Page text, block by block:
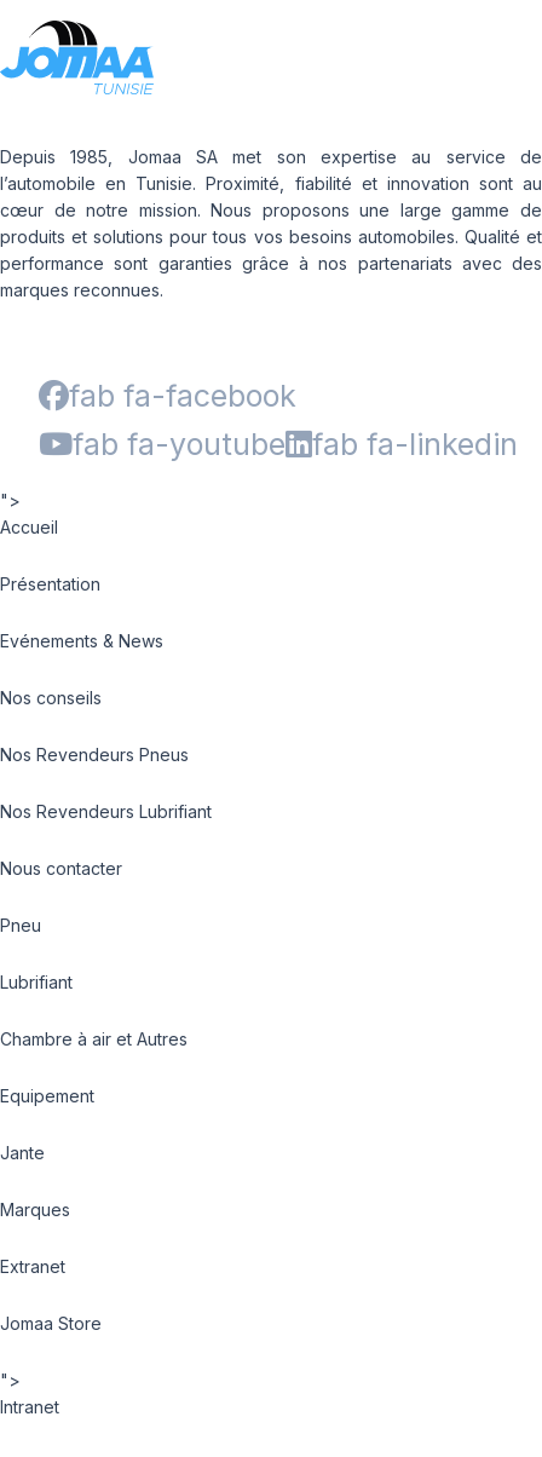
Depuis 1985, Jomaa SA met son expertise au service de
l’automobile en Tunisie. Proximité, fiabilité et innovation sont au
cœur de notre mission. Nous proposons une large gamme de
produits et solutions pour tous vos besoins automobiles. Qualité et
performance sont garanties grâce à nos partenariats avec des
marques reconnues.
fab fa-facebook
fab fa-youtube
fab fa-linkedin
">
Accueil
Présentation
Evénements & News
Nos conseils
Nos Revendeurs Pneus
Nos Revendeurs Lubrifiant
Nous contacter
Pneu
Lubrifiant
Chambre à air et Autres
Equipement
Jante
Marques
Extranet
Jomaa Store
">
Intranet